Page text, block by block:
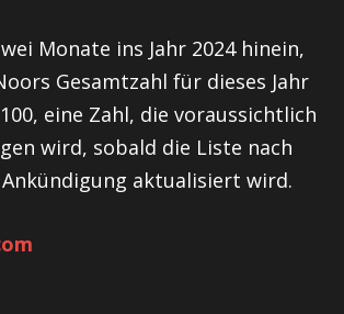
Monate ins Jahr 2024 hinein,
Gesamtzahl für dieses Jahr
eine Zahl, die voraussichtlich
wird, sobald die Liste nach
aktualisiert wird.